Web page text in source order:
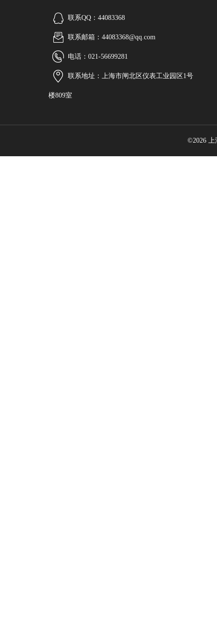
联系QQ：44083368
联系邮箱：44083368@qq.com
电话：021-56699281
联系地址：上海市闸北区仪表工业园区1号
楼809室
©2026